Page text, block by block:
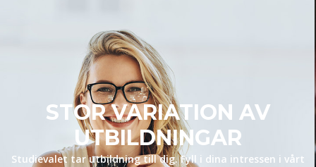
STOR VARIATION AV
UTBILDNINGAR
Studievalet tar utbildning till dig. Fyll i dina intressen i vårt